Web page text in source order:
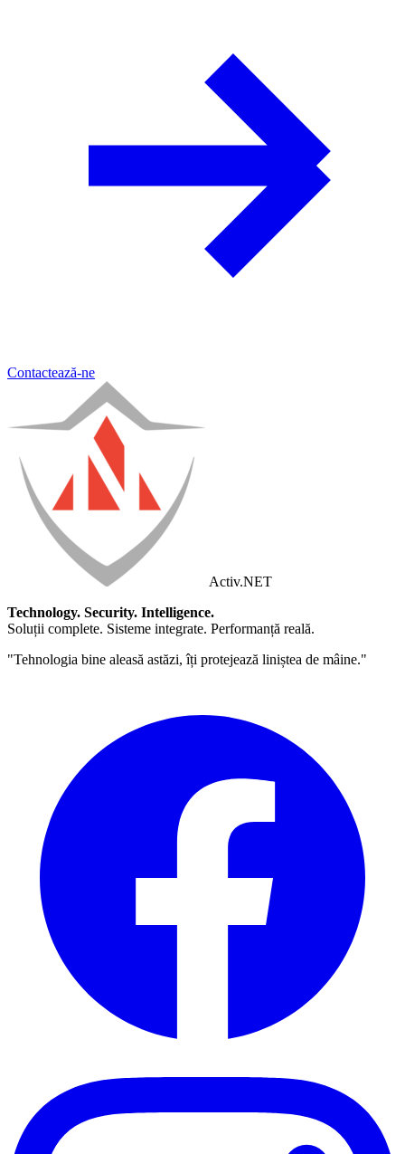
Contactează-ne
Activ.NET
Technology. Security. Intelligence.
Soluții complete. Sisteme integrate. Performanță reală.
"Tehnologia bine aleasă astăzi, îți protejează liniștea de mâine."